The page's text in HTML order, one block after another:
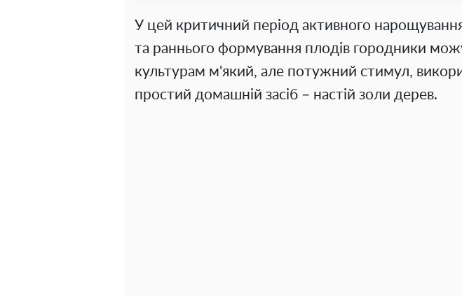
У цей критичний період активного
та раннього формування плодів городники
культурам м'який, але потужний стимул,
простий домашній засіб – настій золи дерев.